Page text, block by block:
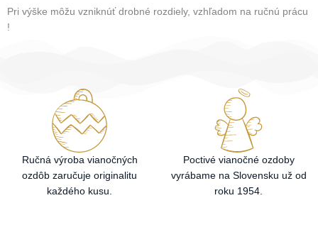
Pri výške môžu vzniknúť drobné rozdiely, vzhľadom na ručnú prácu
!
Ručná výroba vianočných
ozdôb zaručuje originalitu
každého kusu.
Poctivé vianočné ozdoby
vyrábame na Slovensku už od
roku 1954.